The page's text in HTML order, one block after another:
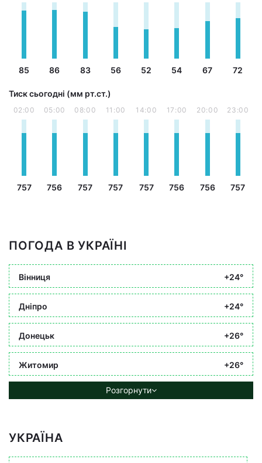
85 86 83 56 52 54 67 72
Тиск сьогодні (мм рт.ст.)
02:00
757
05:00
756
08:00
757
11:00
757
14:00
757
17:00
756
20:00
756
23:00
757
ПОГОДА В УКРАЇНІ
Вінниця +24°
Дніпро +24°
Донецьк +26°
Житомир +26°
Розгорнути
УКРАЇНА